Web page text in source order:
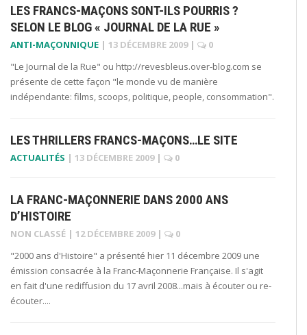
LES FRANCS-MAÇONS SONT-ILS POURRIS ?
SELON LE BLOG « JOURNAL DE LA RUE »
ANTI-MAÇONNIQUE | 13 DÉCEMBRE 2009 |
0
"Le Journal de la Rue" ou http://revesbleus.over-blog.com se
présente de cette façon "le monde vu de manière
indépendante: films, scoops, politique, people, consommation".
LES THRILLERS FRANCS-MAÇONS…LE SITE
ACTUALITÉS | 13 DÉCEMBRE 2009 | 0
LA FRANC-MAÇONNERIE DANS 2000 ANS
D’HISTOIRE
NON CLASSÉ | 12 DÉCEMBRE 2009 |
0
"2000 ans d'Histoire" a présenté hier 11 décembre 2009 une
émission consacrée à la Franc-Maçonnerie Française. Il s'agit
en fait d'une rediffusion du 17 avril 2008...mais à écouter ou re-
écouter....